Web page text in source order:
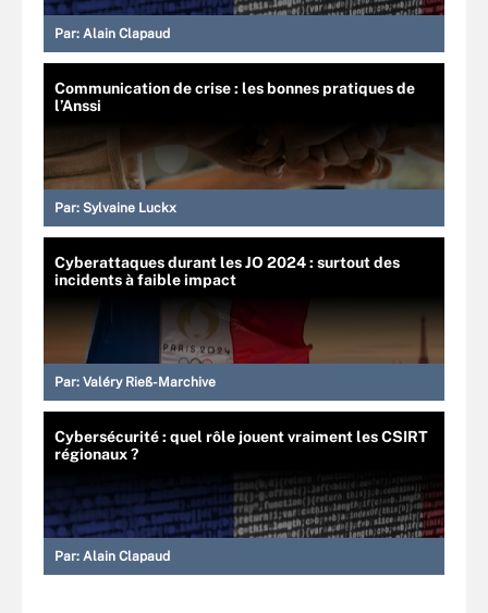
Par: Alain Clapaud
Communication de crise : les bonnes pratiques de
l’Anssi
Par: Sylvaine Luckx
Cyberattaques durant les JO 2024 : surtout des
incidents à faible impact
Par: Valéry Rieß-Marchive
Cybersécurité : quel rôle jouent vraiment les CSIRT
régionaux ?
Par: Alain Clapaud